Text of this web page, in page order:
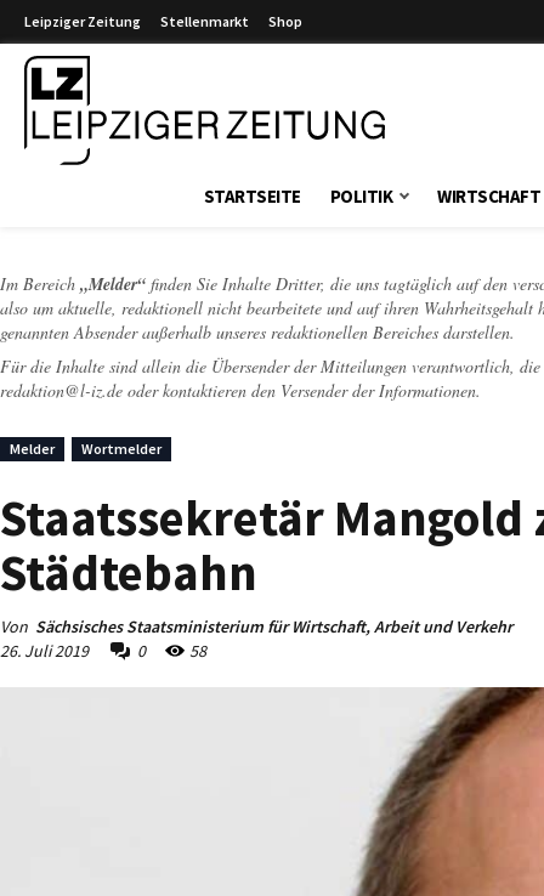
Leipziger Zeitung Stellenmarkt Shop
STARTSEITE POLITIK WIRTSCHAFT
Im Bereich „Melder“ finden Sie Inhalte Dritter, die uns tagtäglich auf den
also um aktuelle, redaktionell nicht bearbeitete und auf ihren
genannten Absender außerhalb unseres redaktionellen Bereiches darstellen.
Für die Inhalte sind allein die Übersender der Mitteilungen verantwortlich, die
redaktion@l-iz.de oder kontaktieren den Versender der Informationen.
Melder Wortmelder
Staatssekretär
Städtebahn
Von Sächsisches Staatsministerium für Wirtschaft, Arbeit und Verkehr
26. Juli 2019
0 58